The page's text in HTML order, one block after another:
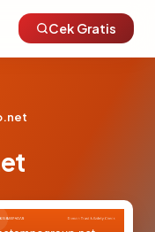
Cek Gratis